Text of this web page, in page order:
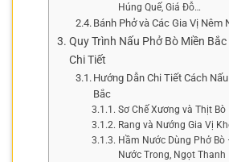
Húng Quế, Giá Đỗ…
Bánh Phở và Các Gia Vị Nêm
Quy Trình Nấu Phở Bò Miền
Chi Tiết
Hướng Dẫn Chi Tiết Cách
Bắc
Sơ Chế Xương và Thịt Bò
Rang và Nướng Gia Vị
Hầm Nước Dùng Phở Bò
Nước Trong, Ngọt Thanh